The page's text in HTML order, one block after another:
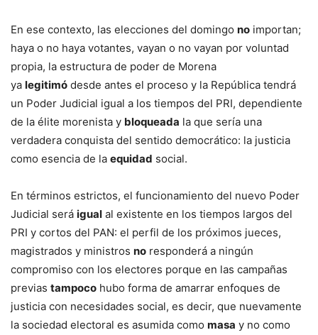
En ese contexto, las elecciones del domingo no importan;
haya o no haya votantes, vayan o no vayan por voluntad
propia, la estructura de poder de Morena
ya legitimó desde antes el proceso y la República tendrá
un Poder Judicial igual a los tiempos del PRI, dependiente
de la élite morenista y bloqueada la que sería una
verdadera conquista del sentido democrático: la justicia
como esencia de la equidad social.
En términos estrictos, el funcionamiento del nuevo Poder
Judicial será igual al existente en los tiempos largos del
PRI y cortos del PAN: el perfil de los próximos jueces,
magistrados y ministros no responderá a ningún
compromiso con los electores porque en las campañas
previas tampoco hubo forma de amarrar enfoques de
justicia con necesidades social, es decir, que nuevamente
la sociedad electoral es asumida como masa y no como